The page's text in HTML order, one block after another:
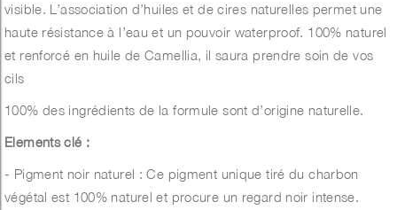
visible. L’association d’huiles et de cires naturelles permet une
haute résistance à l’eau et un pouvoir waterproof. 100% naturel
et renforcé en huile de Camellia, il saura prendre soin de vos
cils
100% des ingrédients de la formule sont d’origine naturelle.
Elements clé :
- Pigment noir naturel : Ce pigment unique tiré du charbon
végétal est 100% naturel et procure un regard noir intense.